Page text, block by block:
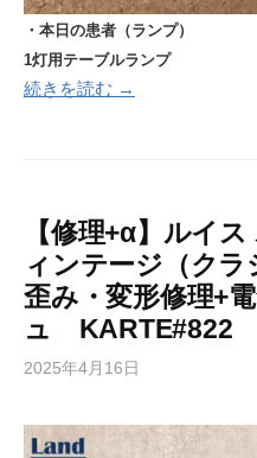
・本日の患者（ランプ）
1灯用テーブルランプ
続きを読む →
【修理+α】ルイ
ィンテージ（クラ
歪み・変形修理+
ュ KARTE#822
2025年4月16日